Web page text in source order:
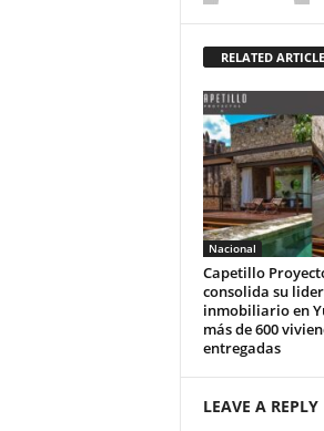
RELATED
Nacional
Capetillo
consolida su
inmobiliario en
más de 600
entregadas
LEAVE A REPLY